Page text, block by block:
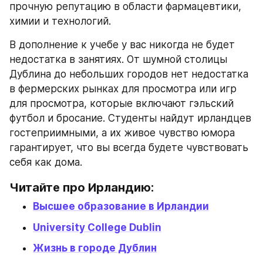
прочную репутацию в области фармацевтики,
химии и технологий.
В дополнение к учебе у вас никогда не будет
недостатка в занятиях. От шумной столицы
Дублина до небольших городов нет недостатка
в фермерских рынках для просмотра или игр
для просмотра, которые включают гэльский
футбол и бросание. Студенты найдут ирландцев
гостеприимными, а их живое чувство юмора
гарантирует, что вы всегда будете чувствовать
себя как дома.
Читайте про Ирландию:
Высшее образование в Ирландии
University College Dublin
Жизнь в городе Дублин